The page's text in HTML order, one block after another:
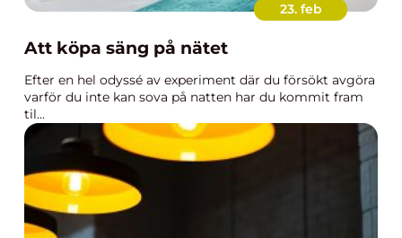
23. feb
Att köpa säng på nätet
Efter en hel odyssé av experiment där du försökt avgöra
varför du inte kan sova på natten har du kommit fram
til...